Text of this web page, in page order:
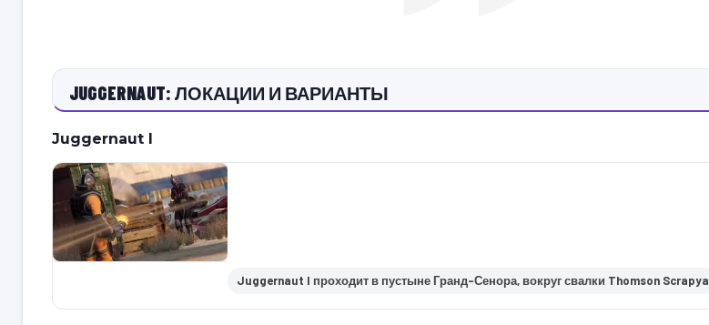
JUGGERNAUT: ЛОКАЦИИ И ВАРИАНТЫ
Juggernaut I
Juggernaut I проходит в пустыне Гранд-Сенора, вокруг свалки Thomson